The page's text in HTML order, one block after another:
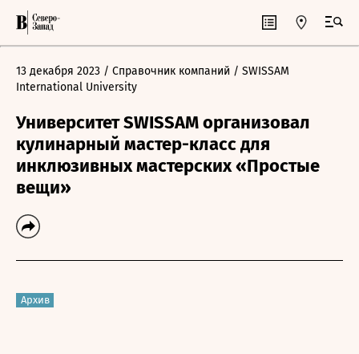
13 декабря 2023 / Справочник компаний / SWISSAM
International University
Университет SWISSAM организовал
кулинарный мастер-класс для
инклюзивных мастерских «Простые
вещи»
Архив